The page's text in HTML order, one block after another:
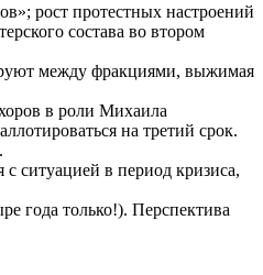
рост протестных настроений
состава во втором
между фракциями, выжимая
в роли Михаила
на третий срок.
ситуацией в период кризиса,
года только!). Перспектива